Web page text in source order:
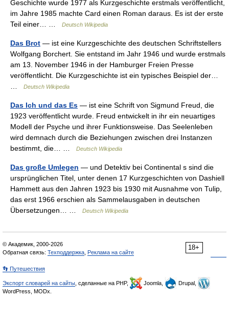
Geschichte wurde 1977 als Kurzgeschichte erstmals veröffentlicht,
im Jahre 1985 machte Card einen Roman daraus. Es ist der erste
Teil einer… …
Deutsch Wikipedia
Das Brot — ist eine Kurzgeschichte des deutschen Schriftstellers
Wolfgang Borchert. Sie entstand im Jahr 1946 und wurde erstmals
am 13. November 1946 in der Hamburger Freien Presse
veröffentlicht. Die Kurzgeschichte ist ein typisches Beispiel der…
Deutsch Wikipedia
Das Ich und das Es — ist eine Schrift von Sigmund Freud, die
1923 veröffentlicht wurde. Freud entwickelt in ihr ein neuartiges
Modell der Psyche und ihrer Funktionsweise. Das Seelenleben
wird demnach durch die Beziehungen zwischen drei Instanzen
bestimmt, die… …
Deutsch Wikipedia
Das große Umlegen — und Detektiv bei Continental s sind die
ursprünglichen Titel, unter denen 17 Kurzgeschichten von Dashiell
Hammett aus den Jahren 1923 bis 1930 mit Ausnahme von Tulip,
das erst 1966 erschien als Sammelausgaben in deutschen
Übersetzungen… …
Deutsch Wikipedia
18+
© Академик, 2000-2026
Обратная связь: Техподдержка Реклама на сайте
👣 Путешествия
Экспорт словарей на сайты , сделанные на PHP, Joomla,
Drupal,
WordPress, MODx.